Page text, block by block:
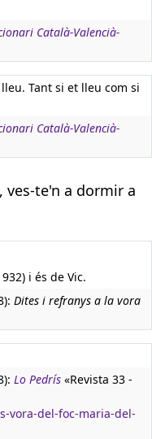
Català-Valencià-
Tant si et lleu com si
Català-Valencià-
te'n a dormir a
i és de Vic.
Dites i refranys a la vora
Lo Pedrís «Revista 33 -
vora-del-foc-maria-del-